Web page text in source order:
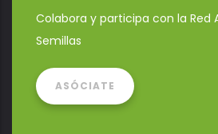
Colabora y participa con la Red
Semillas
ASÓCIATE